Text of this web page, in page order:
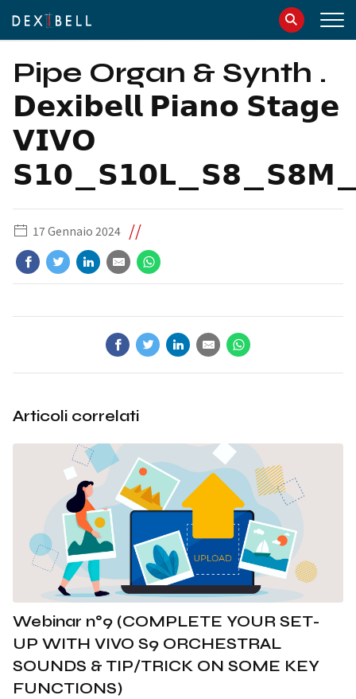
086181241
IT EN
Pipe Organ & Synth .
𝗗𝗲𝘅𝗶𝗯𝗲𝗹𝗹 𝗣𝗶𝗮𝗻𝗼 𝗦𝘁𝗮𝗴𝗲
𝗩𝗜𝗩𝗢
17 Gennaio 2024 //
Articoli correlati
Webinar n°9 (COMPLETE YOUR SET-
UP WITH VIVO S9 ORCHESTRAL
SOUNDS & TIP/TRICK ON SOME KEY
FUNCTIONS)